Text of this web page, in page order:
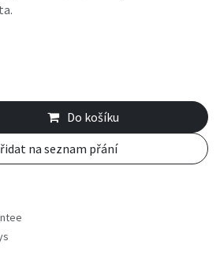
Do košíku
na seznam přání